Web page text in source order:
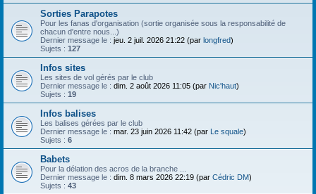
Sorties Parapotes
Pour les fanas d'organisation (sortie organisée sous la responsabilité de
chacun d'entre nous...)
Dernier message le : jeu. 2 juil. 2026 21:22 (par longfred)
Sujets : 127
Infos sites
Les sites de vol gérés par le club
Dernier message le : dim. 2 août 2026 11:05 (par Nic'haut)
Sujets : 19
Infos balises
Les balises gérées par le club
Dernier message le : mar. 23 juin 2026 11:42 (par Le squale)
Sujets : 6
Babets
Pour la délation des acros de la branche ...
Dernier message le : dim. 8 mars 2026 22:19 (par Cédric DM)
Sujets : 43